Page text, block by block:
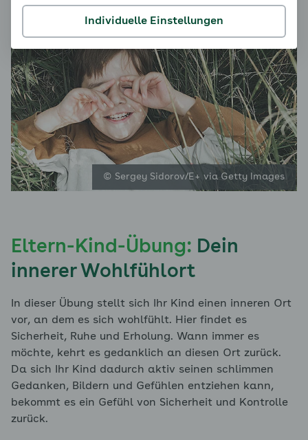
© Sergey Sidorov/E+ via Getty Images
Eltern-Kind-Übung: Dein
innerer Wohlfühlort
In dieser Übung stellt sich Ihr Kind einen inneren Ort
vor, an dem es sich wohlfühlt. Hier findet es
Sicherheit, Ruhe und Erholung. Wann immer es
möchte, kehrt es gedanklich an diesen Ort zurück.
Da sich Ihr Kind dadurch aktiv seinen schlimmen
Gedanken, Bildern und Gefühlen entziehen kann,
bekommt es ein Gefühl von Sicherheit und Kontrolle
zurück.
Individuelle Einstellungen